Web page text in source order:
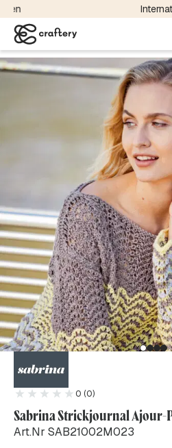
Internationaler
0 (0)
Sabrina Strickjournal
Art.Nr SAB21002M023